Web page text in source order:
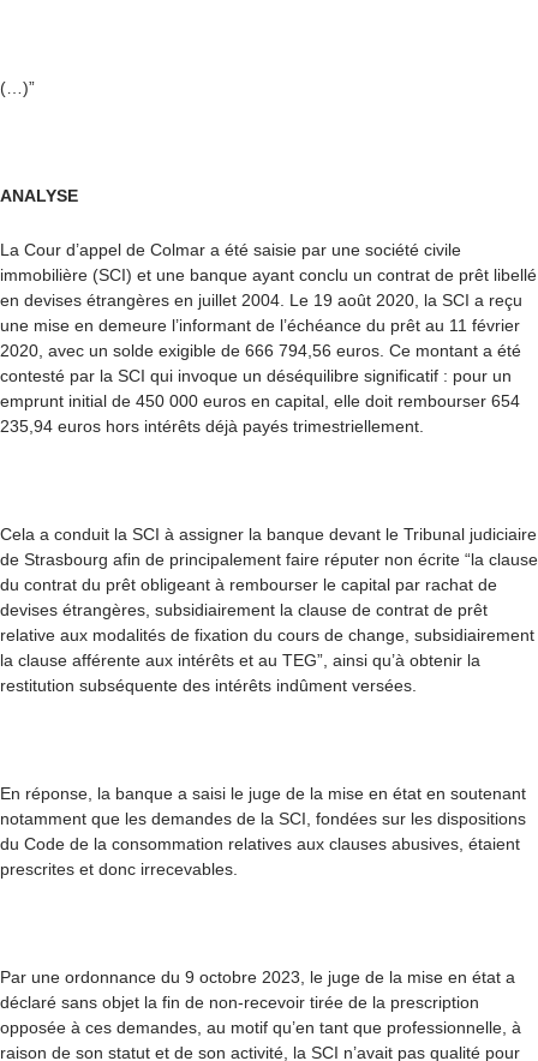
(…)”
ANALYSE
La Cour d’appel de Colmar a été saisie par une société civile
immobilière (SCI) et une banque ayant conclu un contrat de prêt libellé
en devises étrangères en juillet 2004. Le 19 août 2020, la SCI a reçu
une mise en demeure l’informant de l’échéance du prêt au 11 février
2020, avec un solde exigible de 666 794,56 euros. Ce montant a été
contesté par la SCI qui invoque un déséquilibre significatif : pour un
emprunt initial de 450 000 euros en capital, elle doit rembourser 654
235,94 euros hors intérêts déjà payés trimestriellement.
Cela a conduit la SCI à assigner la banque devant le Tribunal judiciaire
de Strasbourg afin de principalement faire réputer non écrite “la clause
du contrat du prêt obligeant à rembourser le capital par rachat de
devises étrangères, subsidiairement la clause de contrat de prêt
relative aux modalités de fixation du cours de change, subsidiairement
la clause afférente aux intérêts et au TEG”, ainsi qu’à obtenir la
restitution subséquente des intérêts indûment versées.
En réponse, la banque a saisi le juge de la mise en état en soutenant
notamment que les demandes de la SCI, fondées sur les dispositions
du Code de la consommation relatives aux clauses abusives, étaient
prescrites et donc irrecevables.
Par une ordonnance du 9 octobre 2023, le juge de la mise en état a
déclaré sans objet la fin de non-recevoir tirée de la prescription
opposée à ces demandes, au motif qu’en tant que professionnelle, à
raison de son statut et de son activité, la SCI n’avait pas qualité pour